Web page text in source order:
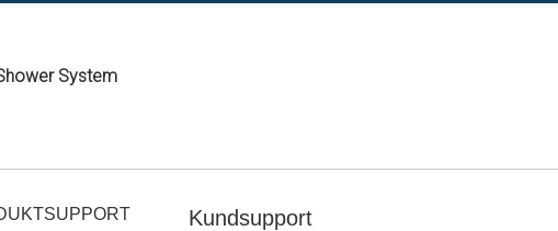
System
Kundsupport